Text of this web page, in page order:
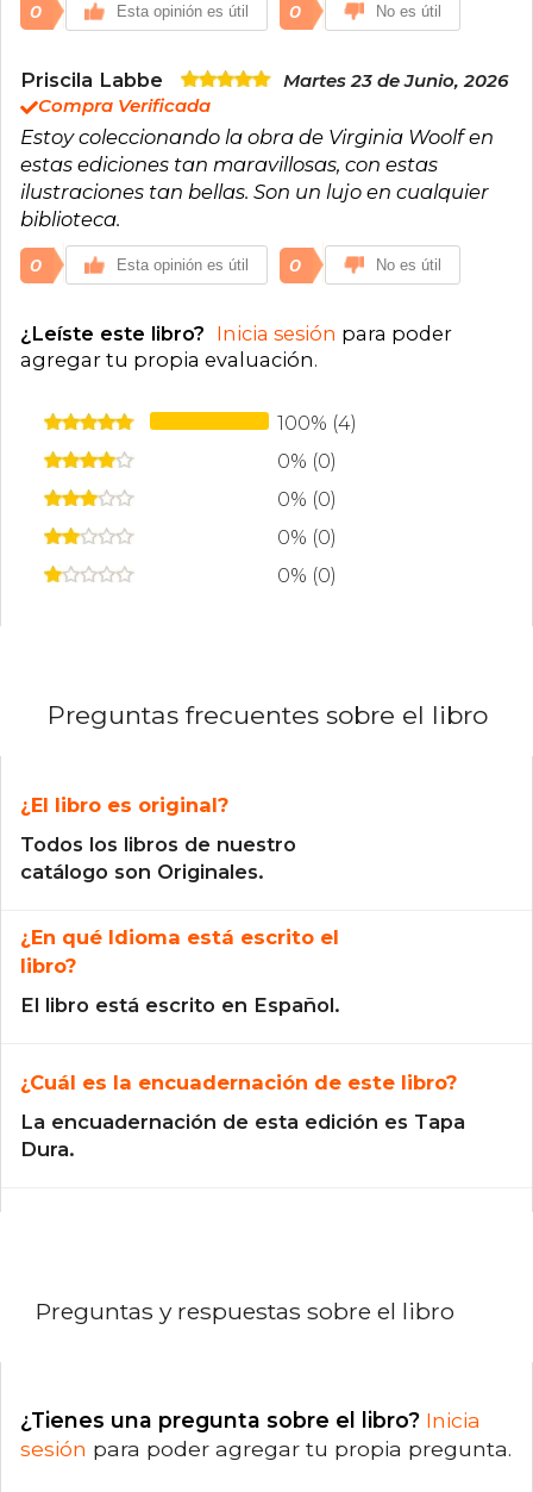
0 Esta opinión es útil 0 No es útil
Priscila Labbe
Martes 23 de Junio, 2026
Compra Verificada
Estoy coleccionando la obra de Virginia Woolf en
estas ediciones tan maravillosas, con estas
ilustraciones tan bellas. Son un lujo en cualquier
biblioteca.
0 Esta opinión es útil 0 No es útil
¿Leíste este libro? Inicia sesión para poder
agregar tu propia evaluación.
100% (4)
0% (0)
0% (0)
0% (0)
0% (0)
Preguntas frecuentes sobre el libro
¿El libro es original?
Todos los libros de nuestro
catálogo son Originales.
¿En qué Idioma está escrito el
libro?
El libro está escrito en Español.
¿Cuál es la encuadernación de este libro?
La encuadernación de esta edición es Tapa
Dura.
Preguntas y respuestas sobre el libro
¿Tienes una pregunta sobre el libro? Inicia
sesión para poder agregar tu propia pregunta.